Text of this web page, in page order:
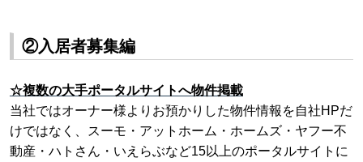
②入居者募集編
☆複数の大手ポータルサイトへ物件掲載
当社ではオーナー様よりお預かりした物件情報を自社HPだ
けではなく、スーモ・アットホーム・ ホームズ・ヤフー不
動産・ハトさん・いえらぶなど15以上のポータルサイトに